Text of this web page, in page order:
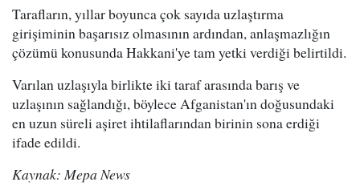
Tarafların, yıllar boyunca çok sayıda uzlaştırma
girişiminin başarısız olmasının ardından, anlaşmazlığın
çözümü konusunda Hakkani'ye tam yetki verdiği belirtildi.
Varılan uzlaşıyla birlikte iki taraf arasında barış ve
uzlaşının sağlandığı, böylece Afganistan'ın doğusundaki
en uzun süreli aşiret ihtilaflarından birinin sona erdiği
ifade edildi.
Kaynak: Mepa News